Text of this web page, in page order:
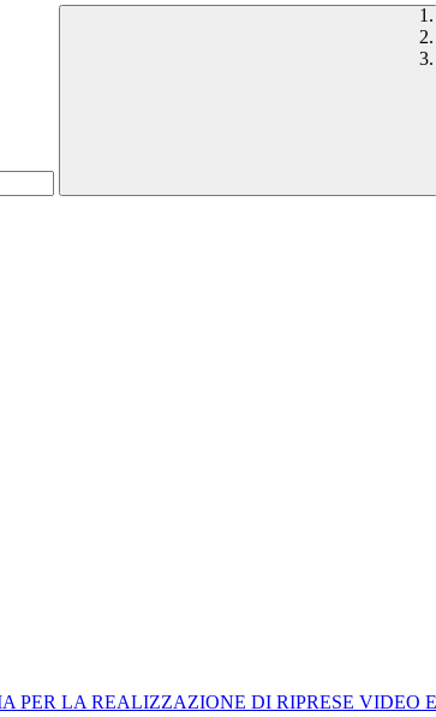
PER LA REALIZZAZIONE DI RIPRESE VIDEO